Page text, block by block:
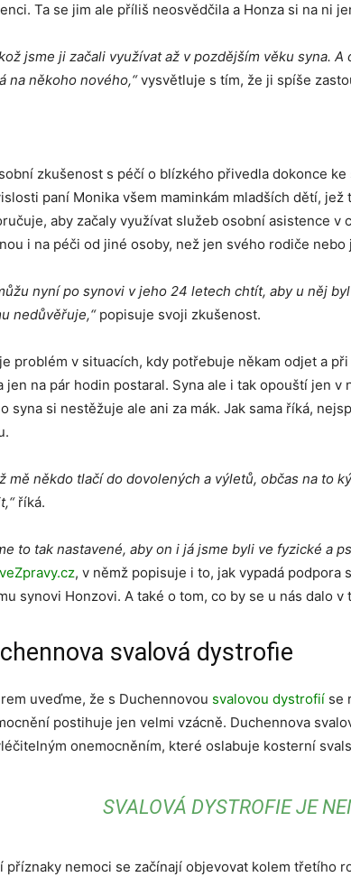
Ta se jim ale příliš neosvědčila a Honza si na ni
jsme ji začali využívat až v pozdějším věku syna.
na někoho nového,“vysvětluje s tím, že ji spíše
zkušenost s péčí o blízkého přivedla dokonce
paní Monika všem maminkám mladších dětí,
aby začaly využívat služeb osobní asistence
i na péči od jiné osoby, než jen svého rodiče
nyní po synovi v jeho 24 letech chtít, aby u něj
nedůvěřuje,“ popisuje svoji zkušenost.
problém v situacích, kdy potřebuje někam odjet a
jen na pár hodin postaral. Syna ale i tak opouští jen
syna si nestěžuje ale ani za mák. Jak sama říká,
mě někdo tlačí do dovolených a výletů, občas na to
říká.
to tak nastavené, aby on i já jsme byli ve fyzické a
, v němž popisuje i to, jak vypadá podpora
synovi Honzovi. A také o tom, co by se u nás dalo
svalová dystrofie
uveďme, že s Duchennovou svalovou dystrofií se
postihuje jen velmi vzácně. Duchennova
onemocněním, které oslabuje kosterní
SVALOVÁ DYSTROFIE JE
příznaky nemoci se začínají objevovat kolem třetího